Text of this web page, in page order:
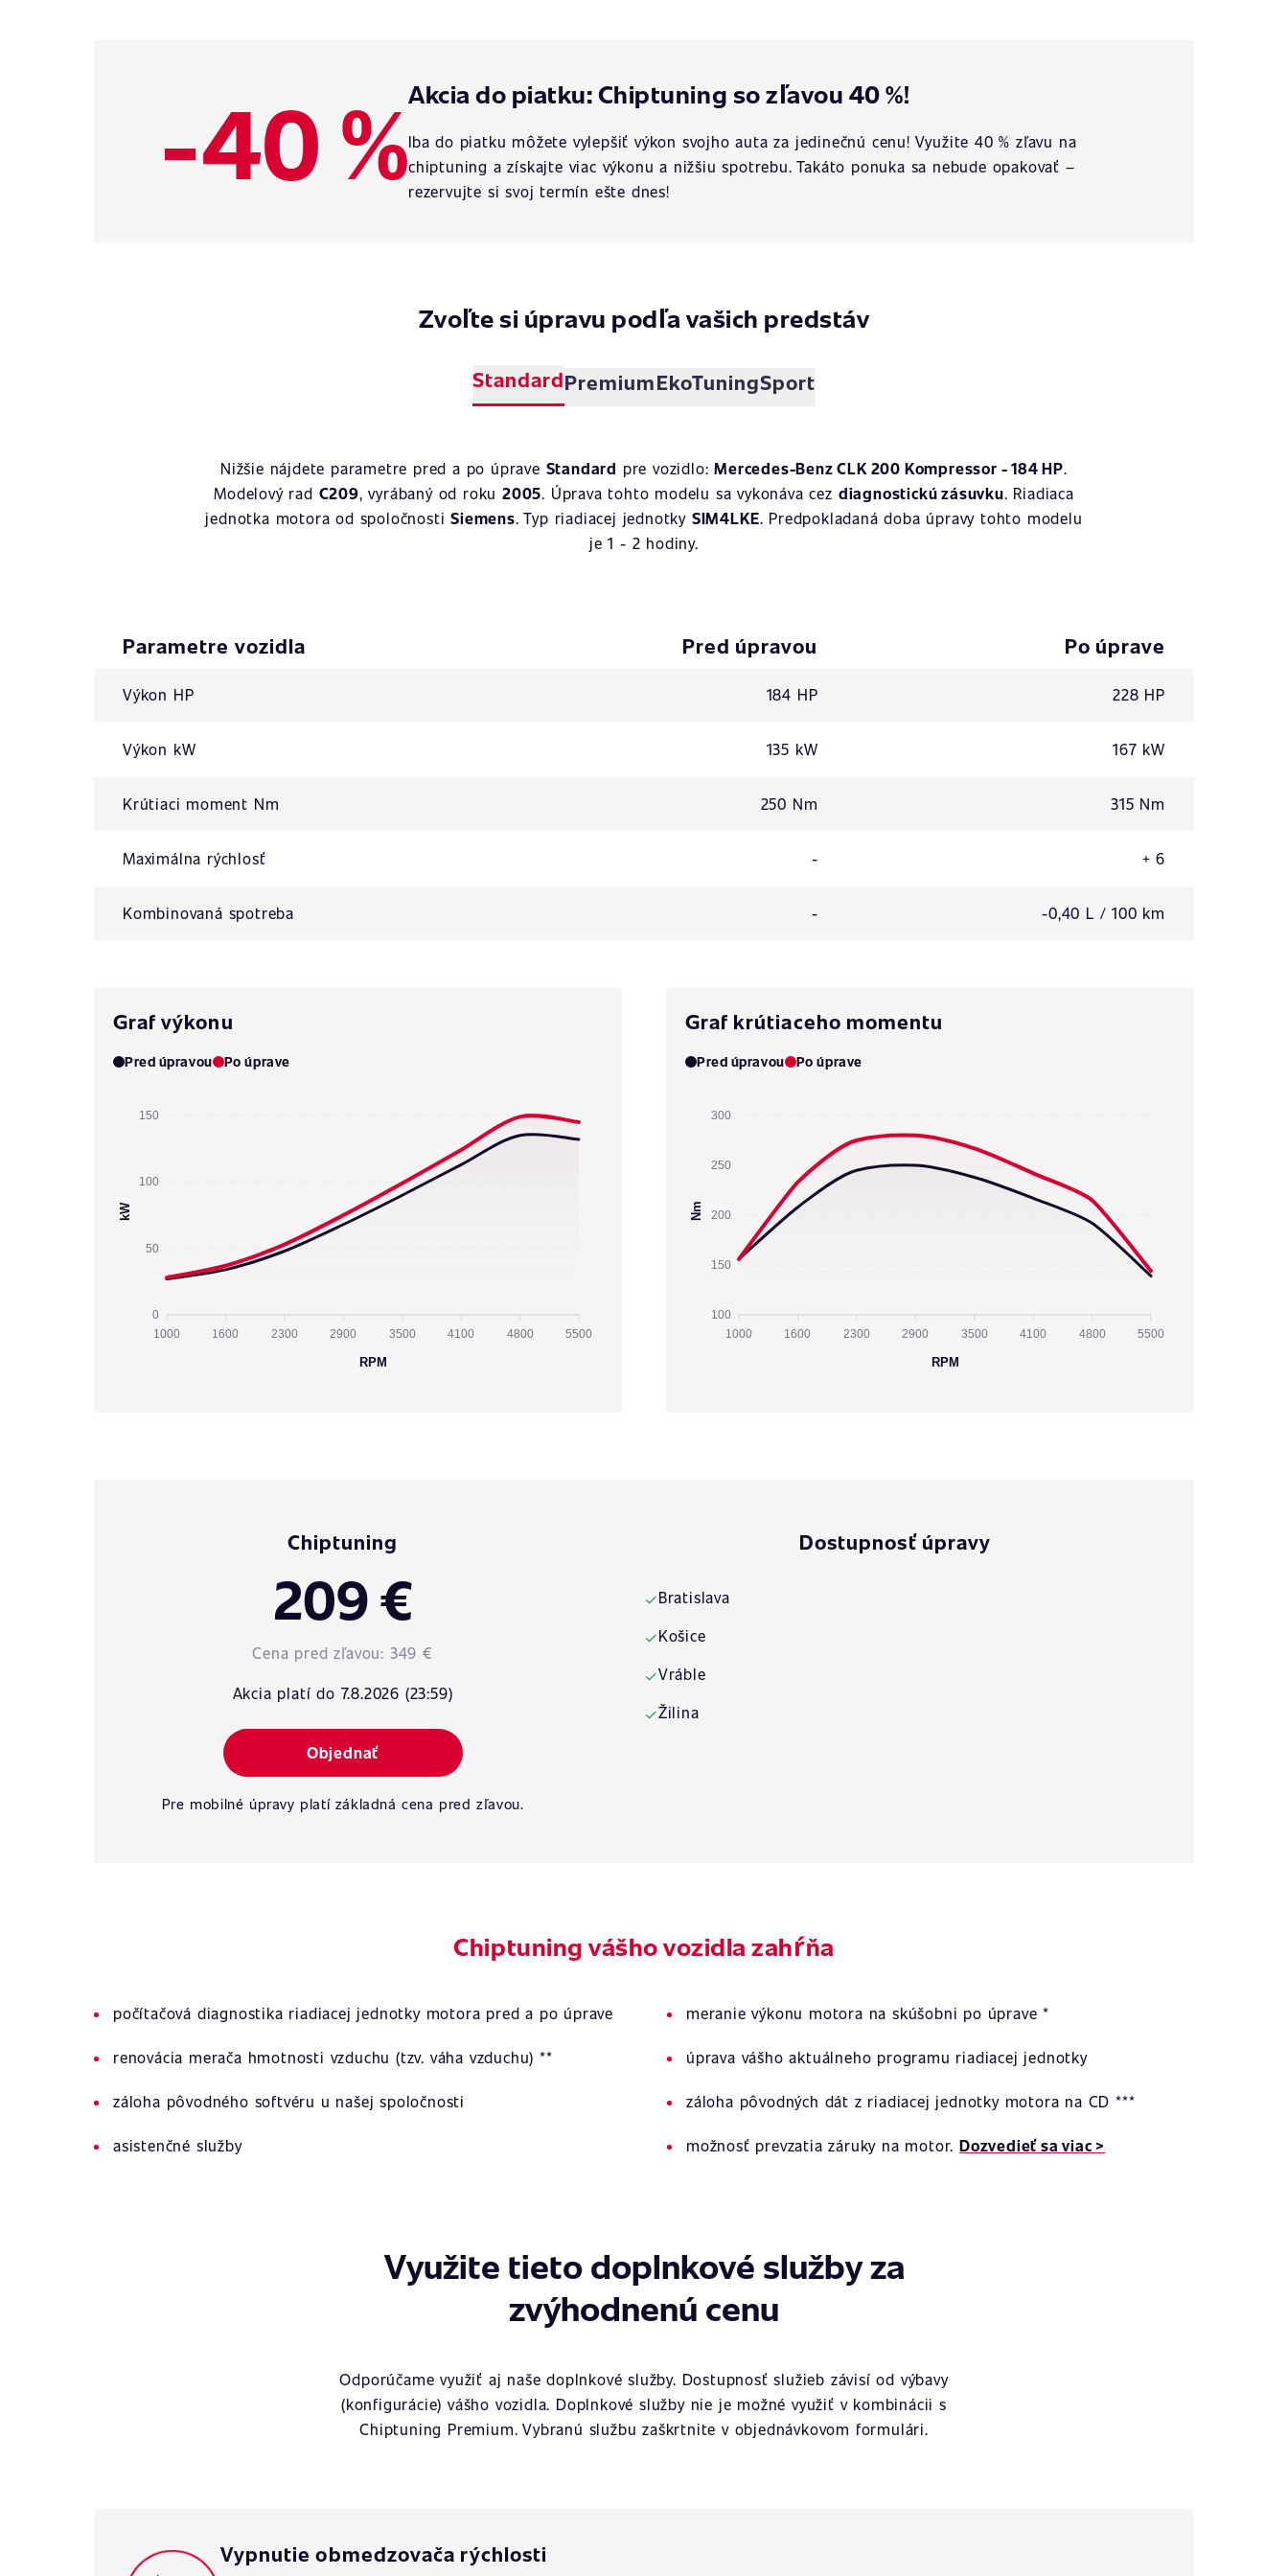
-40 %Akcia do piatku: Chiptuning so zľavou 40 %!
Iba do piatku môžete vylepšiť výkon svojho auta za jedinečnú cenu! Využite 40 % zľavu na
chiptuning a získajte viac výkonu a nižšiu spotrebu. Takáto ponuka sa nebude opakovať –
rezervujte si svoj termín ešte dnes!
Zvoľte si úpravu podľa vašich predstáv
StandardPremiumEkoTuningSport
Nižšie nájdete parametre pred a po úprave Standard pre vozidlo:Mercedes-Benz CLK 200 Kompressor - 184 HP.
Modelový rad C209, vyrábaný od roku2005. Úprava tohto modelu sa vykonáva cez diagnostickú zásuvku. Riadiaca
jednotka motora od spoločnostiSiemens. Typ riadiacej jednotky SIM4LKE. Predpokladaná doba úpravy tohto modelu
je 1 - 2 hodiny.
Parametre vozidla Pred úpravou Po úprave
Výkon HP 184 HP 228 HP
Výkon kW 135 kW 167 kW
Krútiaci moment Nm 250 Nm 315 Nm
Maximálna rýchlosť - + 6
Kombinovaná spotreba - -0,40 L / 100 km
Graf výkonu
Pred úpravou Po úprave
150
100
50
0
kW
1000 1600 2300 2900 3500 4100 4800 5500
RPM
Graf krútiaceho momentu
Pred úpravou Po úprave
300
250
200
150
100
Nm
1000 1600 2300 2900 3500 4100 4800 5500
RPM
Chiptuning
209 €
Cena pred zľavou: 349 €
Akcia platí do 7.8.2026 (23:59)
Objednať
Pre mobilné úpravy platí základná cena pred zľavou.
Dostupnosť úpravy
✓Bratislava
✓Košice
✓Vráble
✓Žilina
Chiptuning vášho vozidla zahŕňa
počítačová diagnostika riadiacej jednotky motora pred a po úprave meranie výkonu motora na skúšobni po úprave *
renovácia merača hmotnosti vzduchu (tzv. váha vzduchu) ** úprava vášho aktuálneho programu riadiacej jednotky
záloha pôvodného softvéru u našej spoločnosti záloha pôvodných dát z riadiacej jednotky motora na CD ***
asistenčné služby možnosť prevzatia záruky na motor. Dozvedieť sa viac >
Využite tieto doplnkové služby za
zvýhodnenú cenu
Odporúčame využiť aj naše doplnkové služby. Dostupnosť služieb závisí od výbavy
(konfigurácie) vášho vozidla. Doplnkové služby nie je možné využiť v kombinácii s
Chiptuning Premium. Vybranú službu zaškrtnite v objednávkovom formulári.
Vypnutie obmedzovača rýchlosti